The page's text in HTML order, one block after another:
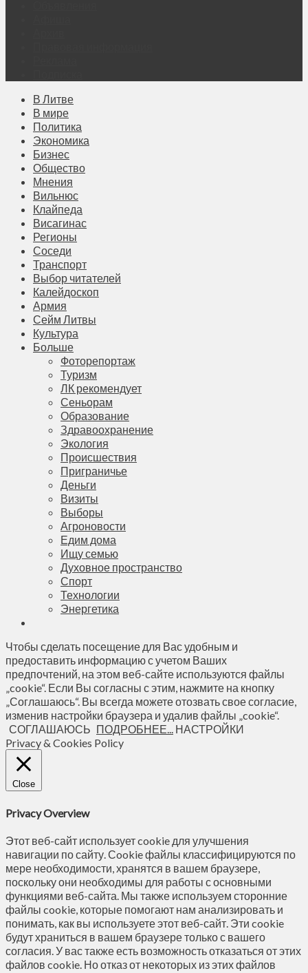
В Литве
В мире
Политика
Экономика
Бизнес
Общество
Мнения
Вильнюс
Клайпеда
Висагинас
Регионы
Соседи
Транспорт
Выбор читателей
Калейдоскоп
Армия
Сейм Литвы
Культура
Больше
Фоторепортаж
Туризм
ЛК рекомендует
Сеньорам
Образование
Здравоохранение
Экология
Происшествия
Приграничье
Деньги
Визиты
Выборы
Агроновости
Едим дома
Ищу семью
Духовное пространство
Спорт
Технологии
Энергетика
Чтобы сделать посещение для Вас удобным и
предоставить информацию с учетом Ваших
предпочтений, на этом веб-сайте используются файлы
„cookie“. Если Вы согласны с этим, нажмите на кнопку
„Соглашаюсь“. Вы всегда можете отозвать свое согласие,
изменив настройки браузера и удалив файлы „cookie“.
СОГЛАШАЮСЬ ПОДРОБНЕЕ... НАСТРОЙКИ
Privacy & Cookies Policy
Close
Privacy Overview
Этот веб-сайт использует cookie для улучшения
навигации по сайту. Сookie файлы классифицируются по
мере необходимости, хранятся в вашем браузере,
поскольку они необходимы для работы с основными
функциями веб-сайта. Мы также используем сторонние
файлы cookie, которые помогают нам анализировать и
понимать, как вы используете этот веб-сайт. Эти cookie
будут храниться в вашем браузере только с вашего
согласия. У вас также есть возможность отказаться от этих
файлов cookie. Но отказ от некоторых из этих файлов